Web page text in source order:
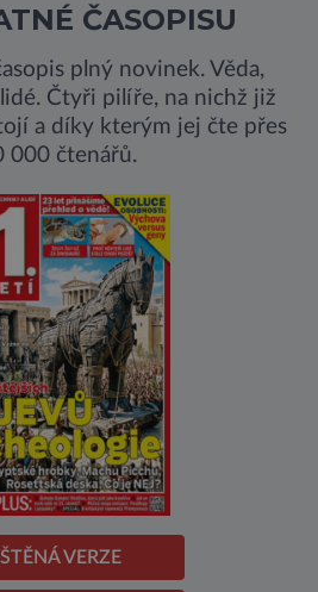
ČASOPISU
plný novinek. Věda,
Čtyři pilíře, na nichž již
a díky kterým jej čte přes
000 čtenářů.
VERZE